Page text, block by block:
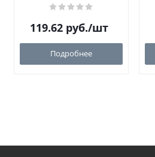
119.62 руб./шт
Подробнее